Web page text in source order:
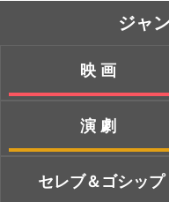
ジャ
映画
演劇
セレブ＆ゴシップ